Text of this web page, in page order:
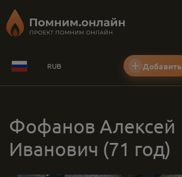
RUB Добавить
Фофанов Алексей
Иванович (71 год)